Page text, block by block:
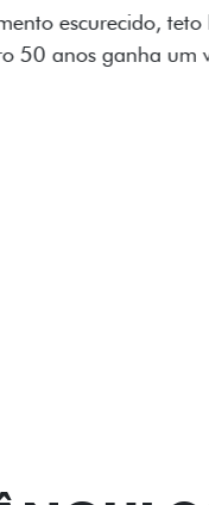
aplicados no
dessa edição para